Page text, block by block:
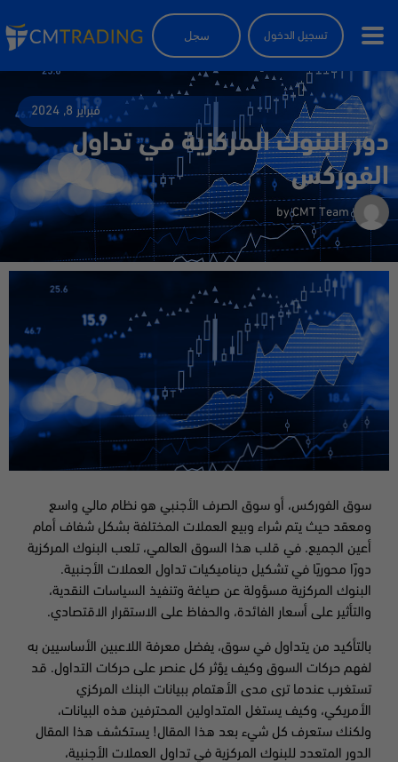
تسجيل الدخول سجل
فبراير 8, 2024
دور البنوك المركزية في تداول
الفوركس
byCMT Team
سوق الفوركس، أو سوق الصرف الأجنبي هو نظام مالي واسع
ومعقد حيث يتم شراء وبيع العملات المختلفة بشكل شفاف أمام
أعين الجميع. في قلب هذا السوق العالمي، تلعب البنوك المركزية
دورًا محوريًا في تشكيل ديناميكيات تداول العملات الأجنبية.
البنوك المركزية مسؤولة عن صياغة وتنفيذ السياسات النقدية،
والتأثير على أسعار الفائدة، والحفاظ على الاستقرار الاقتصادي.
بالتأكيد من يتداول في سوق، يفضل معرفة اللاعبين الأساسيين به
لفهم حركات السوق وكيف يؤثر كل عنصر على حركات التداول. قد
تستغرب عندما ترى مدى الأهتمام ببيانات البنك المركزي
الأمريكي، وكيف يستغل المتداولين المحترفين هذه البيانات،
ولكنك ستعرف كل شيء بعد هذا المقال! يستكشف هذا المقال
الدور المتعدد للبنوك المركزية في تداول العملات الأجنبية،